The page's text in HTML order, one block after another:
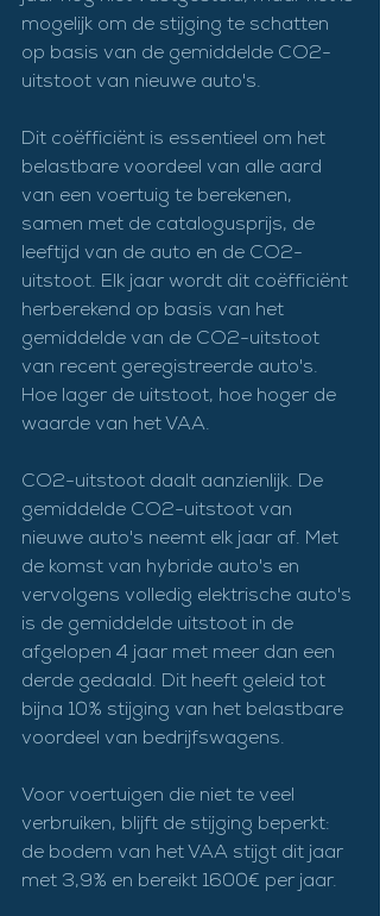
mogelijk om de stijging te schatten
op basis van de gemiddelde CO2-
uitstoot van nieuwe auto's.
Dit coëfficiënt is essentieel om het
belastbare voordeel van alle aard
van een voertuig te berekenen,
samen met de catalogusprijs, de
leeftijd van de auto en de CO2-
uitstoot. Elk jaar wordt dit coëfficiënt
herberekend op basis van het
gemiddelde van de CO2-uitstoot
van recent geregistreerde auto's.
Hoe lager de uitstoot, hoe hoger de
waarde van het VAA.
CO2-uitstoot daalt aanzienlijk. De
gemiddelde CO2-uitstoot van
nieuwe auto's neemt elk jaar af. Met
de komst van hybride auto's en
vervolgens volledig elektrische auto's
is de gemiddelde uitstoot in de
afgelopen 4 jaar met meer dan een
derde gedaald. Dit heeft geleid tot
bijna 10% stijging van het belastbare
voordeel van bedrijfswagens.
Voor voertuigen die niet te veel
verbruiken, blijft de stijging beperkt:
de bodem van het VAA stijgt dit jaar
met 3,9% en bereikt 1600€ per jaar.